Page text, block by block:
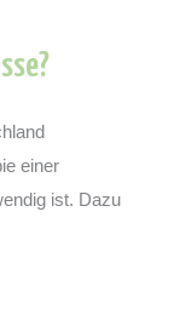
einer
ist. Dazu